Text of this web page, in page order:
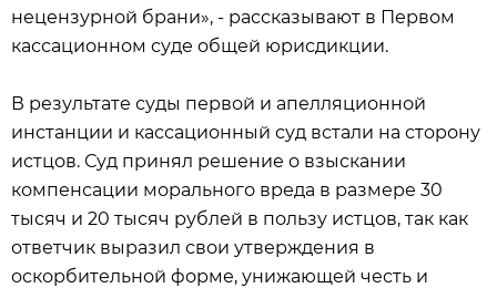
нецензурной брани», - рассказывают в Первом
кассационном суде общей юрисдикции.
В результате суды первой и апелляционной
инстанции и кассационный суд встали на сторону
истцов. Суд принял решение о взыскании
компенсации морального вреда в размере 30
тысяч и 20 тысяч рублей в пользу истцов, так как
ответчик выразил свои утверждения в
оскорбительной форме, унижающей честь и